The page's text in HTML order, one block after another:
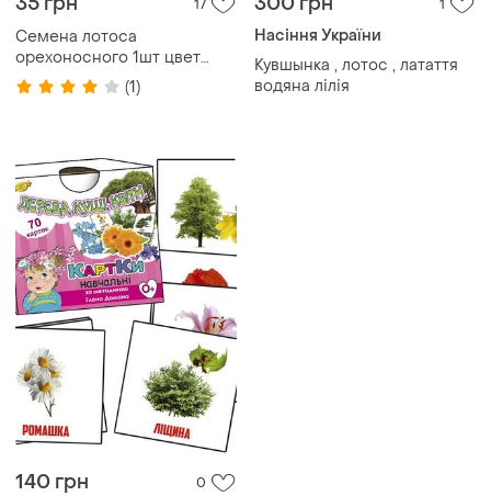
17
Семена лотоса
орехоносного 1шт цвет
микс
(1)
1
Насіння України
Кувшынка , лотос , латаття
водяна лілія
140 грн 0